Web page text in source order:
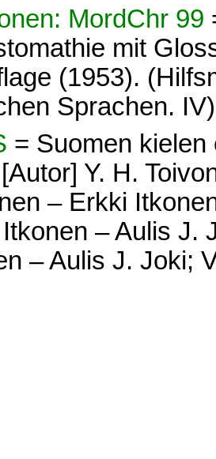
MordChr 99
mit
(1953).
Sprachen. IV)
= Suomen
Y. H.
– Erkki
– Aulis J.
– Aulis J. Joki;